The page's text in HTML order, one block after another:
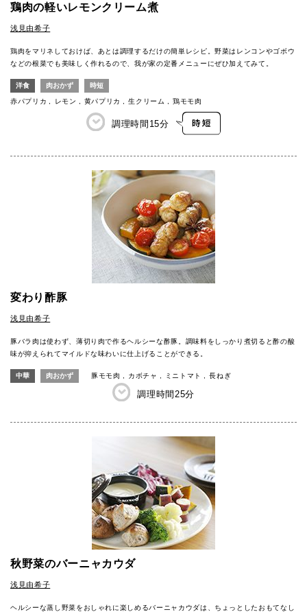
鶏肉の軽いレモンクリーム煮
浅見由希子
鶏肉をマリネしておけば、あとは調理するだけの簡単レシピ。野菜はレンコンやゴボウ
などの根菜でも美味しく作れるので、我が家の定番メニューにぜひ加えてみて。
洋食 肉おかず 時短
赤パプリカ レモン 黄パプリカ 生クリーム 鶏モモ肉
調理時間 15分
変わり酢豚
浅見由希子
豚バラ肉は使わず、薄切り肉で作るヘルシーな酢豚。調味料をしっかり煮切ると酢の酸
味が抑えられてマイルドな味わいに仕上げることができる。
中華 肉おかず 豚モモ肉 カボチャ ミニトマト 長ねぎ
調理時間 25分
秋野菜のバーニャカウダ
浅見由希子
ヘルシーな蒸し野菜をおしゃれに楽しめるバーニャカウダは、ちょっとしたおもてなし